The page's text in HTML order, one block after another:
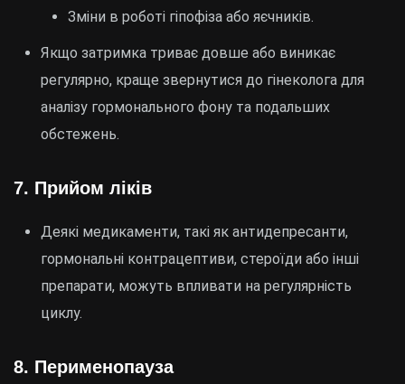
Зміни в роботі гіпофіза або яєчників.
Якщо затримка триває довше або виникає
регулярно, краще звернутися до гінеколога для
аналізу гормонального фону та подальших
обстежень.
7. Прийом ліків
Деякі медикаменти, такі як антидепресанти,
гормональні контрацептиви, стероїди або інші
препарати, можуть впливати на регулярність
циклу.
8. Перименопауза